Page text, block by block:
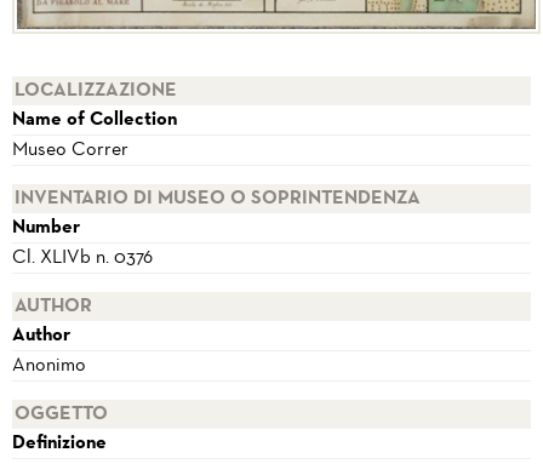
LOCALIZZAZIONE
Name of Collection
Museo Correr
INVENTARIO DI MUSEO O SOPRINTENDENZA
Number
Cl. XLIVb n. 0376
AUTHOR
Author
Anonimo
OGGETTO
Definizione